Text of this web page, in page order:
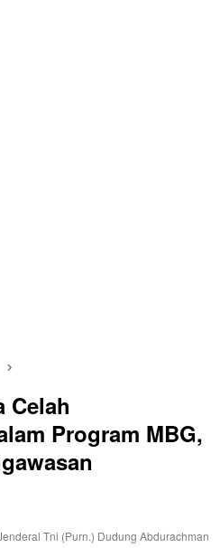
Celah
Program MBG,